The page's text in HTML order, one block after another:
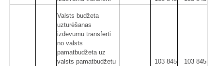
Valsts budžeta
uzturēšanas
izdevumu transferti
no valsts
pamatbudžeta uz
valsts pamatbudžetu
103 845 103 845